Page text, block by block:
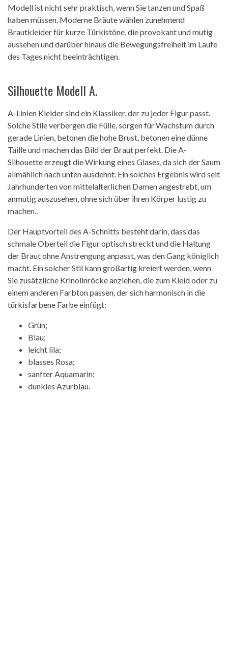
Modell ist nicht sehr praktisch, wenn Sie tanzen und Spaß
haben müssen. Moderne Bräute wählen zunehmend
Brautkleider für kurze Türkistöne, die provokant und mutig
aussehen und darüber hinaus die Bewegungsfreiheit im Laufe
des Tages nicht beeinträchtigen.
Silhouette Modell A.
A-Linien Kleider sind ein Klassiker, der zu jeder Figur passt.
Solche Stile verbergen die Fülle, sorgen für Wachstum durch
gerade Linien, betonen die hohe Brust, betonen eine dünne
Taille und machen das Bild der Braut perfekt. Die A-
Silhouette erzeugt die Wirkung eines Glases, da sich der Saum
allmählich nach unten ausdehnt. Ein solches Ergebnis wird seit
Jahrhunderten von mittelalterlichen Damen angestrebt, um
anmutig auszusehen, ohne sich über ihren Körper lustig zu
machen..
Der Hauptvorteil des A-Schnitts besteht darin, dass das
schmale Oberteil die Figur optisch streckt und die Haltung
der Braut ohne Anstrengung anpasst, was den Gang königlich
macht. Ein solcher Stil kann großartig kreiert werden, wenn
Sie zusätzliche Krinolinröcke anziehen, die zum Kleid oder zu
einem anderen Farbton passen, der sich harmonisch in die
türkisfarbene Farbe einfügt:
Grün;
Blau;
leicht lila;
blasses Rosa;
sanfter Aquamarin;
dunkles Azurblau.